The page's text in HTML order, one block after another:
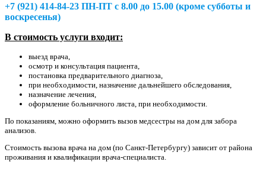
+7 (921) 414-84-23 ПН-ПТ с 8.00 до 15.00 (кроме субботы и
воскресенья)
В стоимость услуги входит:
выезд врача,
осмотр и консультация пациента,
постановка предварительного диагноза,
при необходимости, назначение дальнейшего обследования,
назначение лечения,
оформление больничного листа, при необходимости.
По показаниям, можно оформить вызов медсестры на дом для забора
анализов.
Стоимость вызова врача на дом (по Санкт-Петербургу) зависит от района
проживания и квалификации врача-специалиста.